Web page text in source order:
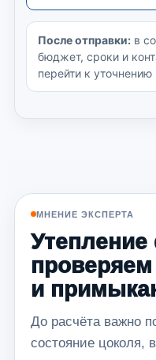
После отправки: в
бюджет, сроки и
перейти к уточнению
МНЕНИЕ ЭКСПЕРТА
проверяем
и
До расчёта важно
состояние цоколя,